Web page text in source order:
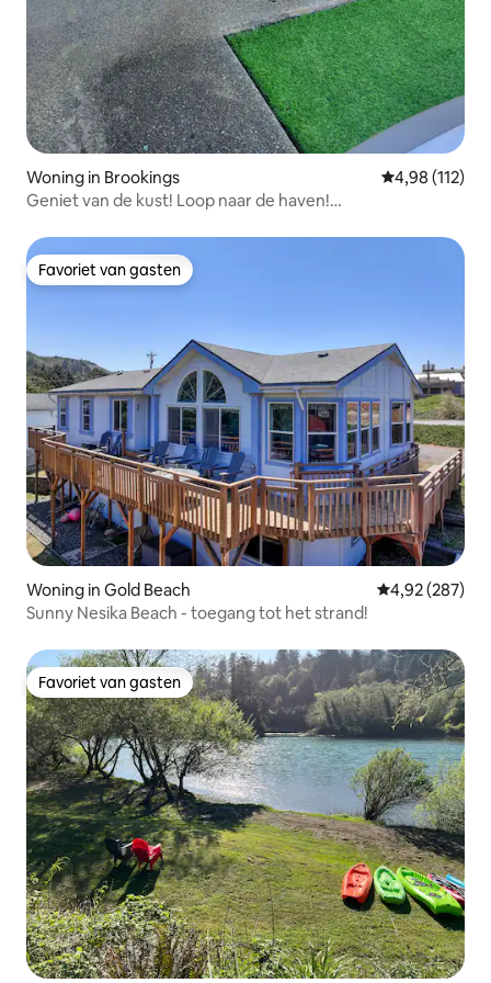
Woning in Brookings Gemiddelde
4,98 (112)
Geniet van de kust! Loop naar de haven!
Favoriet van gasten
Favoriet van gasten
Woning in Gold Beach Gemiddelde
4,92 (287)
Sunny Nesika Beach - toegang tot het strand!
Favoriet van gasten
Favoriet van gasten